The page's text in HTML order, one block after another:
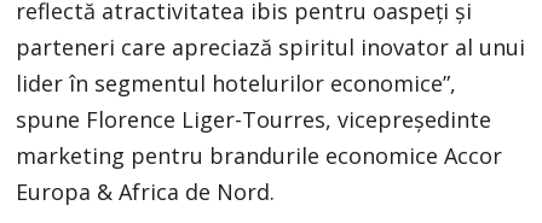
reflectă atractivitatea ibis pentru oaspeţi şi
parteneri care apreciază spiritul inovator al unui
lider în segmentul hotelurilor economice”,
spune Florence Liger-Tourres, vicepreşedinte
marketing pentru brandurile economice Accor
Europa & Africa de Nord.